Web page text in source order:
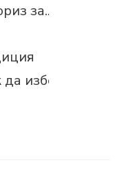
за...
изберем